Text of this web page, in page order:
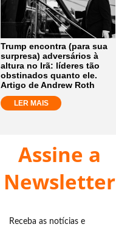
Trump encontra (para sua
surpresa) adversários à
altura no Irã: líderes tão
obstinados quanto ele.
Artigo de Andrew Roth
LER MAIS
Assine a
Newsletter
Receba as notícias e